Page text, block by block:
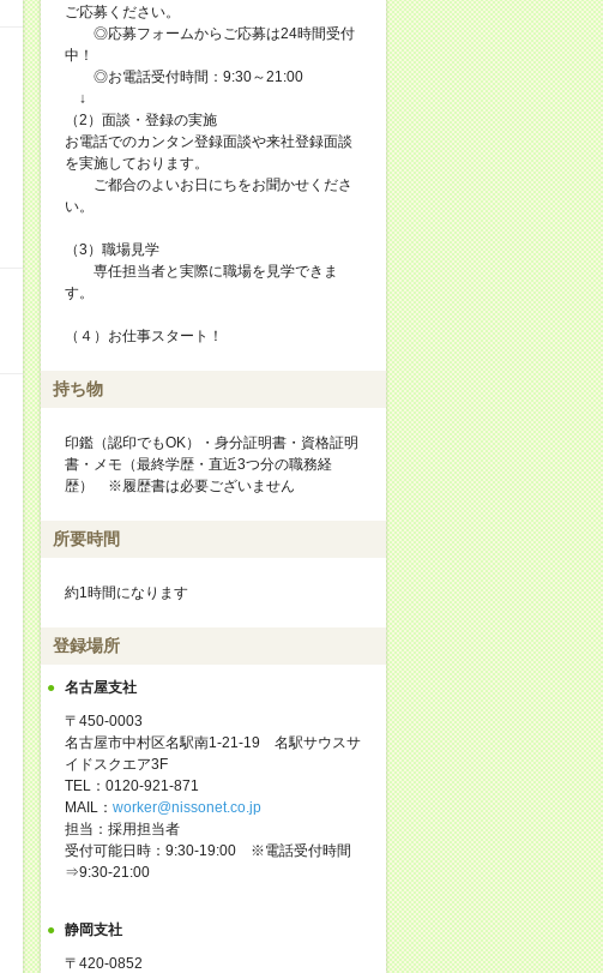
ご応募ください。
◎応募フォームからご応募は24時間受付
中！
◎お電話受付時間：9:30～21:00
↓
（2）面談・登録の実施
お電話でのカンタン登録面談や来社登録面談
を実施しております。
ご都合のよいお日にちをお聞かせくださ
い。
（3）職場見学
専任担当者と実際に職場を見学できま
す。
（４）お仕事スタート！
持ち物
印鑑（認印でもOK）・身分証明書・資格証明
書・メモ（最終学歴・直近3つ分の職務経
歴） ※履歴書は必要ございません
所要時間
約1時間になります
登録場所
名古屋支社
〒450-0003
名古屋市中村区名駅南1-21-19 名駅サウスサ
イドスクエア3F
TEL：0120-921-871
MAIL： worker@nissonet.co.jp
担当：採用担当者
受付可能日時：9:30-19:00 ※電話受付時間
⇒9:30-21:00
静岡支社
〒420-0852